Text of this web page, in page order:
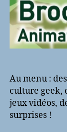
Au menu :
culture geek,
jeux vidéos,
surprises !